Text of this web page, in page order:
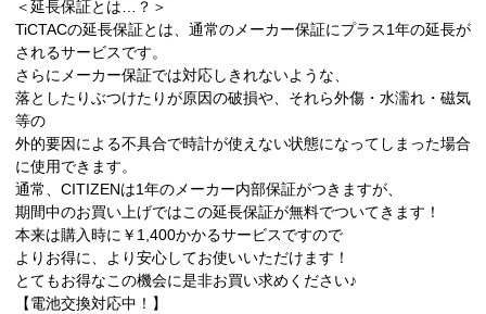
＜延長保証とは…？＞
TiCTACの延長保証とは、通常のメーカー保証にプラス1年の延長が
されるサービスです。
さらにメーカー保証では対応しきれないような、
落としたりぶつけたりが原因の破損や、それら外傷・水濡れ・磁気
等の
外的要因による不具合で時計が使えない状態になってしまった場合
に使用できます。
通常、CITIZENは1年のメーカー内部保証がつきますが、
期間中のお買い上げではこの延長保証が無料でついてきます！
本来は購入時に￥1,400かかるサービスですので
よりお得に、より安心してお使いいただけます！
とてもお得なこの機会に是非お買い求めください♪
【電池交換対応中！】